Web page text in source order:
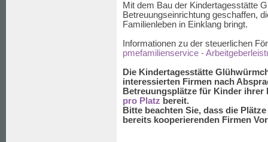
Mit dem Bau der Kindertagesstätte
Betreuungseinrichtung geschaffen,
Familienleben in Einklang bringt.
Informationen zu der steuerlichen
pmefamilienservice -
Die Kindertagesstätte
interessierten Firmen nach
Betreuungsplätze für Kinder
pro Platz bereit.
Bitte beachten Sie, dass die
bereits kooperierenden Firmen